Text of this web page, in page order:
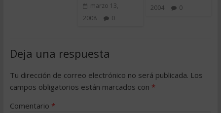
marzo 13,
2008
0
2004
0
Deja una respuesta
Tu dirección de correo electrónico no será publicada. Los
campos obligatorios están marcados con *
Comentario *